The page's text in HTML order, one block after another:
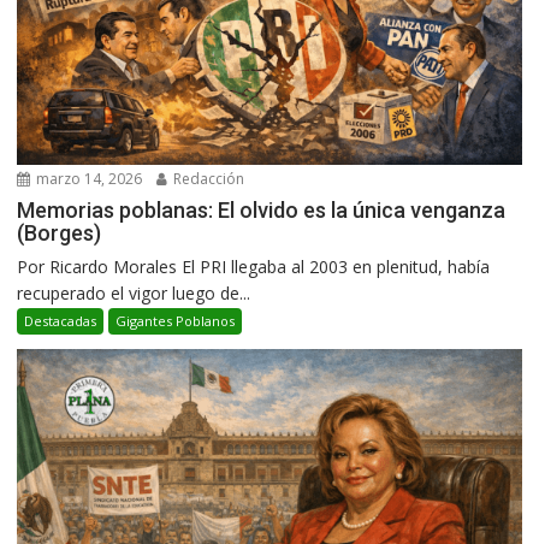
marzo 14, 2026 Redacción
Memorias poblanas: El olvido es la única venganza
(Borges)
Por Ricardo Morales El PRI llegaba al 2003 en plenitud, había
recuperado el vigor luego de...
Destacadas Gigantes Poblanos